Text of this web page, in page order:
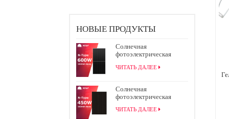
НОВЫЕ ПРОДУКТЫ
Солнечная
фотоэлектрическая
600 Вт
ЧИТАТЬ ДАЛЕЕ
Солнечная
фотоэлектрическая
440W All Black TOPCon
ЧИТАТЬ ДАЛЕЕ